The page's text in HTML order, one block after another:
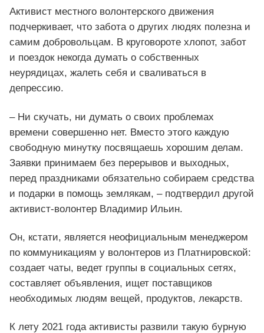
Активист местного волонтерского движения
подчеркивает, что забота о других людях полезна и
самим добровольцам. В круговороте хлопот, забот
и поездок некогда думать о собственных
неурядицах, жалеть себя и сваливаться в
депрессию.
– Ни скучать, ни думать о своих проблемах
времени совершенно нет. Вместо этого каждую
свободную минутку посвящаешь хорошим делам.
Заявки принимаем без перерывов и выходных,
перед праздниками обязательно собираем средства
и подарки в помощь землякам, – подтвердил другой
активист-волонтер Владимир Ильин.
Он, кстати, является неофициальным менеджером
по коммуникациям у волонтеров из Платнировской:
создает чаты, ведет группы в социальных сетях,
составляет объявления, ищет поставщиков
необходимых людям вещей, продуктов, лекарств.
К лету 2021 года активисты развили такую бурную